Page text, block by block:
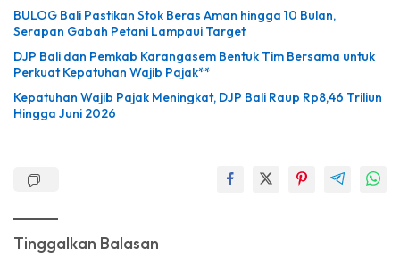
BULOG Bali Pastikan Stok Beras Aman hingga 10 Bulan,
Serapan Gabah Petani Lampaui Target
DJP Bali dan Pemkab Karangasem Bentuk Tim Bersama untuk
Perkuat Kepatuhan Wajib Pajak**
Kepatuhan Wajib Pajak Meningkat, DJP Bali Raup Rp8,46 Triliun
Hingga Juni 2026
Tinggalkan Balasan